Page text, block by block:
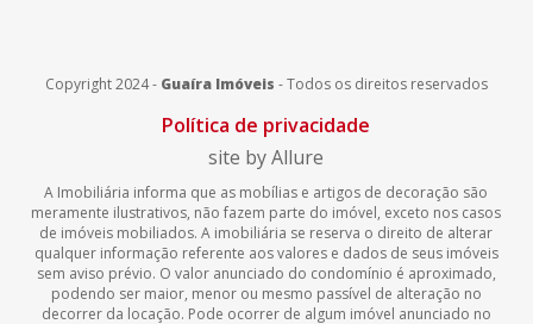
Copyright 2024 - Guaíra Imóveis -Todos os direitos reservados
Política de privacidade
site by Allure
A Imobiliária informa que as mobílias e artigos de decoração são
meramente ilustrativos, não fazem parte do imóvel, exceto nos casos
de imóveis mobiliados. A imobiliária se reserva o direito de alterar
qualquer informação referente aos valores e dados de seus imóveis
sem aviso prévio. O valor anunciado do condomínio é aproximado,
podendo ser maior, menor ou mesmo passível de alteração no
decorrer da locação. Pode ocorrer de algum imóvel anunciado no